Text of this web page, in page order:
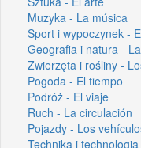
Muzyka - La música
Sport i wypoczynek -
Geografia i natura -
Zwierzęta i rośliny -
Pogoda - El tiempo
Podróż - El viaje
Ruch - La circulación
Pojazdy - Los
Technika i